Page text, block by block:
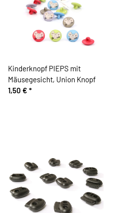
Kinderknopf PIEPS mit
Mäusegesicht, Union Knopf
1,50 € *